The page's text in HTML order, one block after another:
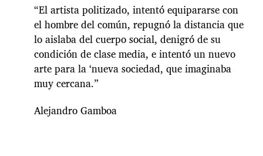
“El artista politizado, intentó equipararse con
el hombre del común, repugnó la distancia que
lo aislaba del cuerpo social, denigró de su
condición de clase media, e intentó un nuevo
arte para la ‘nueva sociedad, que imaginaba
muy cercana.”
Alejandro Gamboa